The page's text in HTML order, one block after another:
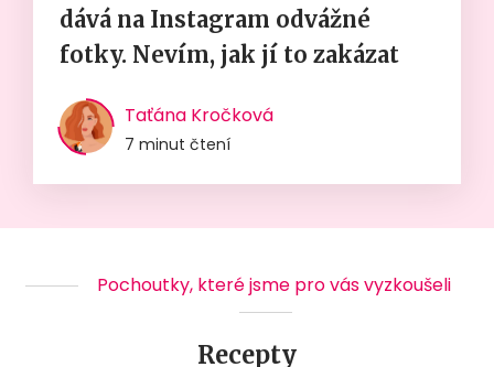
dává na Instagram odvážné
fotky. Nevím, jak jí to zakázat
Taťána Kročková
7 minut čtení
Pochoutky, které jsme pro vás vyzkoušeli
Recepty